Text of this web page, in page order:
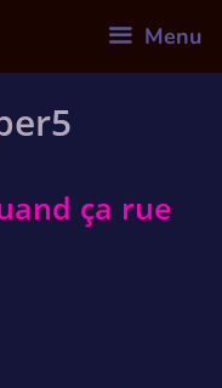
Menu
ça rue